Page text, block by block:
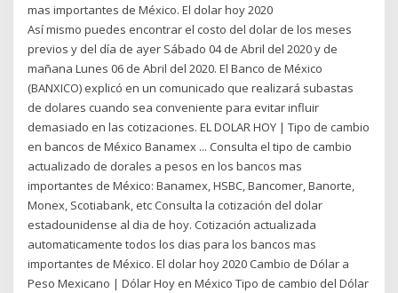
mas importantes de México. El dolar hoy 2020
Así mismo puedes encontrar el costo del dolar de los meses
previos y del día de ayer Sábado 04 de Abril del 2020 y de
mañana Lunes 06 de Abril del 2020. El Banco de México
(BANXICO) explicó en un comunicado que realizará subastas
de dolares cuando sea conveniente para evitar influir
demasiado en las cotizaciones. EL DOLAR HOY | Tipo de cambio
en bancos de México Banamex ... Consulta el tipo de cambio
actualizado de dorales a pesos en los bancos mas
importantes de México: Banamex, HSBC, Bancomer, Banorte,
Monex, Scotiabank, etc Consulta la cotización del dolar
estadounidense al dia de hoy. Cotización actualizada
automaticamente todos los dias para los bancos mas
importantes de México. El dolar hoy 2020 Cambio de Dólar a
Peso Mexicano | Dólar Hoy en México Tipo de cambio del Dólar